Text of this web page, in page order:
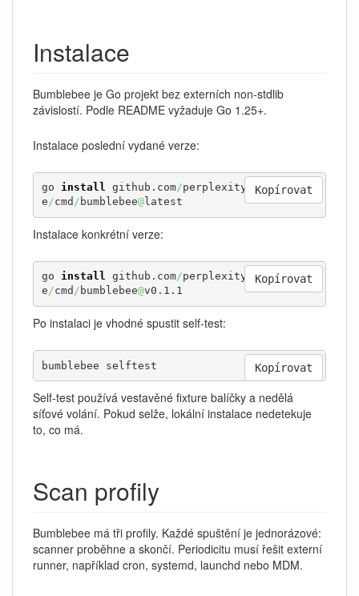
Instalace
Bumblebee je Go projekt bez externích non-stdlib
závislostí. Podle README vyžaduje Go 1.25+.
Instalace poslední vydané verze:
go install github.com/perplexityai/bumblebe
e/cmd / bumblebee@latest
Kopírovat
Instalace konkrétní verze:
go install github.com/perplexityai/bumblebe
e/cmd / bumblebee@v0.1.1
Kopírovat
Po instalaci je vhodné spustit self-test:
bumblebee selftest Kopírovat
Self-test používá vestavěné fixture balíčky a nedělá
síťové volání. Pokud selže, lokální instalace nedetekuje
to, co má.
Scan profily
Bumblebee má tři profily. Každé spuštění je jednorázové:
scanner proběhne a skončí. Periodicitu musí řešit externí
runner, například cron, systemd, launchd nebo MDM.